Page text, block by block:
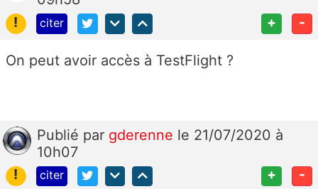
!
citer + -
On peut avoir accès à TestFlight ?
Publié par gderenne le 21/07/2020 à
10h07
!
citer + -